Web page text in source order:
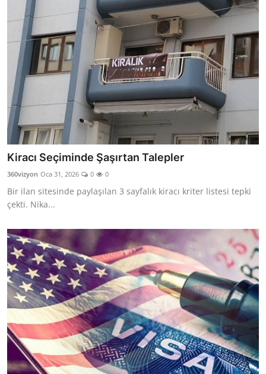
Kiracı Seçiminde Şaşırtan Talepler
360vizyon Oca 31, 2026 0 0
Bir ilan sitesinde paylaşılan 3 sayfalık kiracı kriter listesi tepki
çekti. Nika...